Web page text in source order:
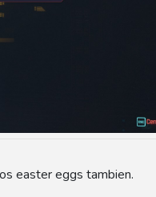
easter eggs tambien.